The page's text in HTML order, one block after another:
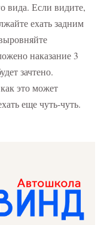
вида. Если видите,
ехать задним
наказание 3
зачтено.
это может
еще чуть-чуть.